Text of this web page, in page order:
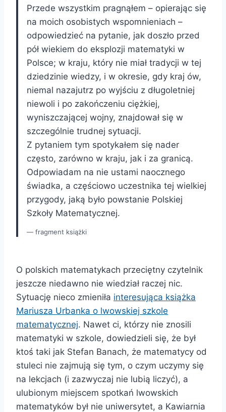
Przede wszystkim pragnąłem – opierając się
na moich osobistych wspomnieniach –
odpowiedzieć na pytanie, jak doszło przed
pół wiekiem do eksplozji matematyki w
Polsce; w kraju, który nie miał tradycji w tej
dziedzinie wiedzy, i w okresie, gdy kraj ów,
niemal nazajutrz po wyjściu z długoletniej
niewoli i po zakończeniu ciężkiej,
wyniszczającej wojny, znajdował się w
szczególnie trudnej sytuacji.
Z pytaniem tym spotykałem się nader
często, zarówno w kraju, jak i za granicą.
Odpowiadam na nie ustami naocznego
świadka, a częściowo uczestnika tej wielkiej
przygody, jaką było powstanie Polskiej
Szkoły Matematycznej.
fragment książki
O polskich matematykach przeciętny czytelnik
jeszcze niedawno nie wiedział raczej nic.
Sytuację nieco zmieniła interesująca książka
Mariusza Urbanka o lwowskiej szkole
matematycznej. Nawet ci, którzy nie znosili
matematyki w szkole, dowiedzieli się, że był
ktoś taki jak Stefan Banach, że matematycy od
stuleci nie zajmują się tym, o czym uczymy się
na lekcjach (i zazwyczaj nie lubią liczyć), a
ulubionym miejscem spotkań lwowskich
matematyków był nie uniwersytet, a Kawiarnia